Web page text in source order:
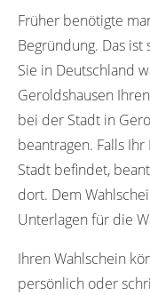
Früher benötigte
Begründung. Das
Sie in Deutschland
Geroldshausen
bei der Stadt in
beantragen. Falls
Stadt befindet,
dort. Dem
Unterlagen für die
Ihren Wahlschein
persönlich oder